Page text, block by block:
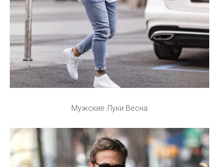
Мужские Луки Весна